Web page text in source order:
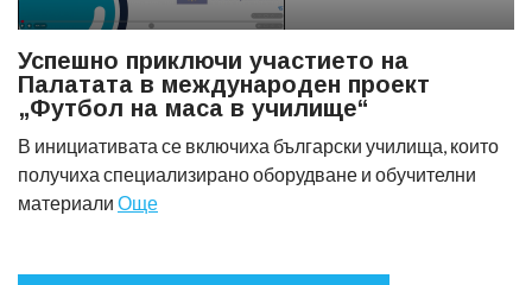
Успешно приключи участието на
Палатата в международен проект
„Футбол на маса в училище“
В инициативата се включиха български училища, които
получиха специализирано оборудване и обучителни
материали Още